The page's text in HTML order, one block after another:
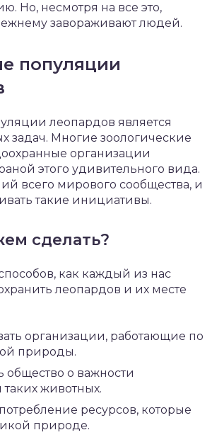
Но, несмотря на все это,
завораживают людей.
популяции
леопардов является
задач. Многие зоологические
организации
этого удивительного вида.
всего мирового сообщества, и
такие инициативы.
сделать?
как каждый из нас
леопардов и их месте
организации, работающие по
природы.
общество о важности
животных.
ресурсов, которые
природе.